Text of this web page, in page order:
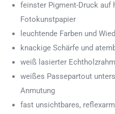
feinster Pigment-Druck auf
Fotokunstpapier
leuchtende Farben und
knackige Schärfe und
weiß lasierter
weißes Passepartout
Anmutung
fast unsichtbares,